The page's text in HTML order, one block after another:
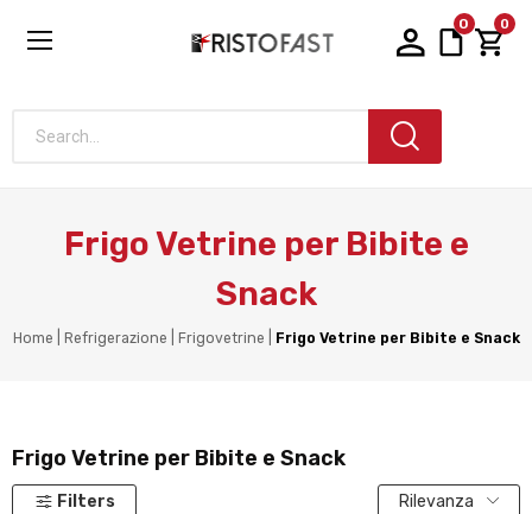
0 0
Search...
Frigo Vetrine per Bibite e
Snack
Home Refrigerazione Frigovetrine Frigo Vetrine per Bibite e Snack
Frigo Vetrine per Bibite e Snack
Filters Rilevanza